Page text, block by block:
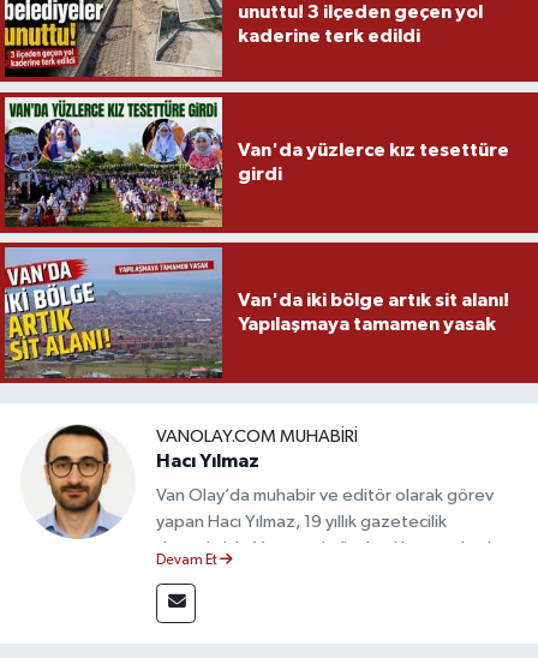
unuttu! 3 ilçeden geçen yol
kaderine terk edildi
Van'da yüzlerce kız tesettüre
girdi
Van'da iki bölge artık sit alanı!
Yapılaşmaya tamamen yasak
VANOLAY.COM MUHABIRI
Hacı Yılmaz
Van Olay’da muhabir ve editör olarak görev
yapan Hacı Yılmaz, 19 yıllık gazetecilik
deneyimiyle Van yerel gündemi başta olmak
takip etmektedir. Editoryal sürece katkı sunan
Yılmaz, tarafsızlık, doğruluk ve etik ilkeler
Devam Et